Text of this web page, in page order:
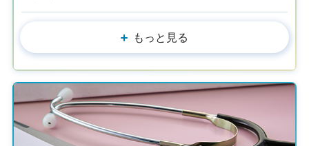
もっと見る